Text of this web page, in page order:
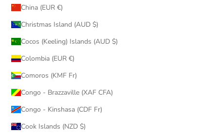
China (EUR €)
Christmas Island (AUD $)
Cocos (Keeling) Islands (AUD $)
Colombia (EUR €)
Comoros (KMF Fr)
Congo - Brazzaville (XAF CFA)
Congo - Kinshasa (CDF Fr)
Cook Islands (NZD $)